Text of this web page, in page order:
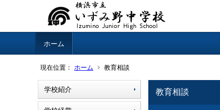
ホーム
現在位置： ホーム 教育相談
学校紹介 教育相談